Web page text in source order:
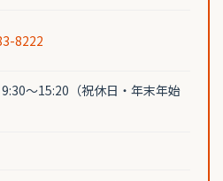
8222
〜15:20（祝休日・年末年始